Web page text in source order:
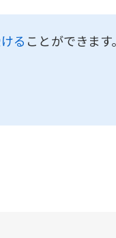
る ことができます。